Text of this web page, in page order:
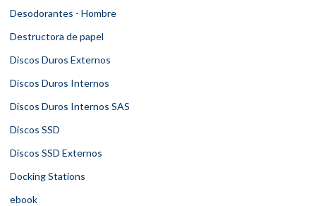
Desodorantes - Hombre
Destructora de papel
Discos Duros Externos
Discos Duros Internos
Discos Duros Internos SAS
Discos SSD
Discos SSD Externos
Docking Stations
ebook